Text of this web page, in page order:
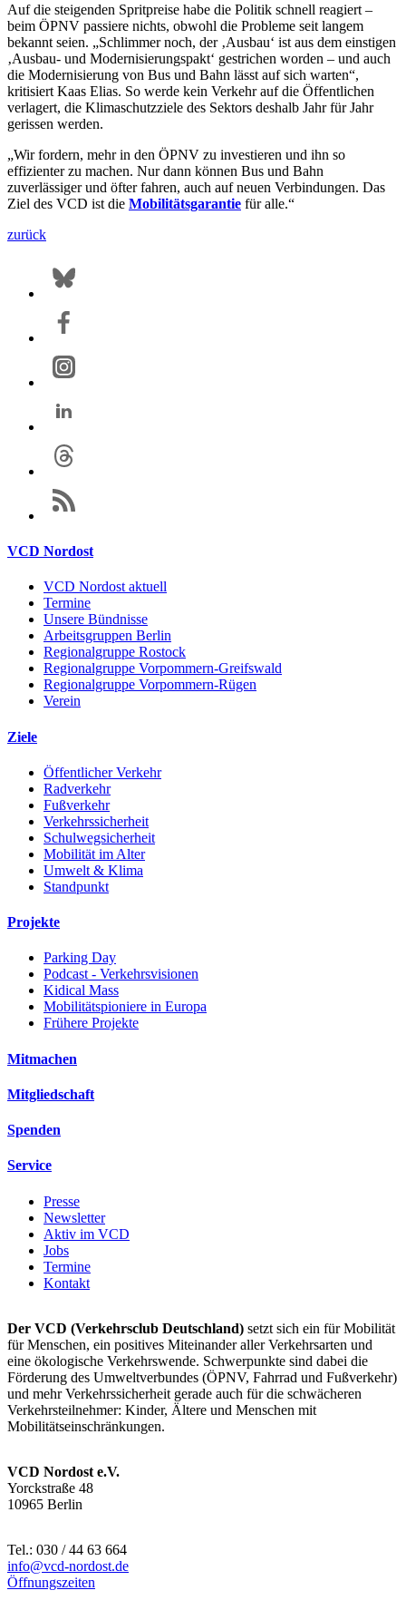
Auf die steigenden Spritpreise habe die Politik schnell reagiert –
beim ÖPNV passiere nichts, obwohl die Probleme seit langem
bekannt seien. „Schlimmer noch, der ‚Ausbau‘ ist aus dem einstigen
‚Ausbau- und Modernisierungspakt‘ gestrichen worden – und auch
die Modernisierung von Bus und Bahn lässt auf sich warten“,
kritisiert Kaas Elias. So werde kein Verkehr auf die Öffentlichen
verlagert, die Klimaschutzziele des Sektors deshalb Jahr für Jahr
gerissen werden.
„Wir fordern, mehr in den ÖPNV zu investieren und ihn so
effizienter zu machen. Nur dann können Bus und Bahn
zuverlässiger und öfter fahren, auch auf neuen Verbindungen. Das
Ziel des VCD ist die Mobilitätsgarantie für alle.“
zurück
VCD Nordost
VCD Nordost aktuell
Termine
Unsere Bündnisse
Arbeitsgruppen Berlin
Regionalgruppe Rostock
Regionalgruppe Vorpommern-Greifswald
Regionalgruppe Vorpommern-Rügen
Verein
Ziele
Öffentlicher Verkehr
Radverkehr
Fußverkehr
Verkehrssicherheit
Schulwegsicherheit
Mobilität im Alter
Umwelt & Klima
Standpunkt
Projekte
Parking Day
Podcast - Verkehrsvisionen
Kidical Mass
Mobilitätspioniere in Europa
Frühere Projekte
Mitmachen
Mitgliedschaft
Spenden
Service
Presse
Newsletter
Aktiv im VCD
Jobs
Termine
Kontakt
Der VCD (Verkehrsclub Deutschland) setzt sich ein für Mobilität
für Menschen, ein positives Miteinander aller Verkehrsarten und
eine ökologische Verkehrswende. Schwerpunkte sind dabei die
Förderung des Umweltverbundes (ÖPNV, Fahrrad und Fußverkehr)
und mehr Verkehrssicherheit gerade auch für die schwächeren
Verkehrsteilnehmer: Kinder, Ältere und Menschen mit
Mobilitätseinschränkungen.
VCD Nordost e.V.
Yorckstraße 48
10965 Berlin
Tel.: 030 / 44 63 664
info@vcd-nordost.de
Öffnungszeiten